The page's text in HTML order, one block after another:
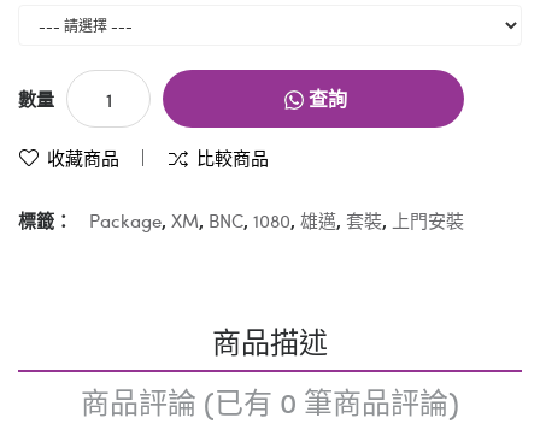
數量 查詢
收藏商品 比較商品
標籤： Package, XM, BNC, 1080, 雄邁, 套裝, 上門安裝
商品描述
商品評論 (已有 0 筆商品評論)